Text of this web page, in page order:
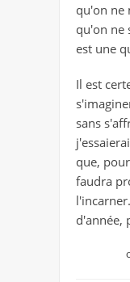
qu'on ne
qu'on ne
est une
Il est
sans
que,
faudra
d'année,